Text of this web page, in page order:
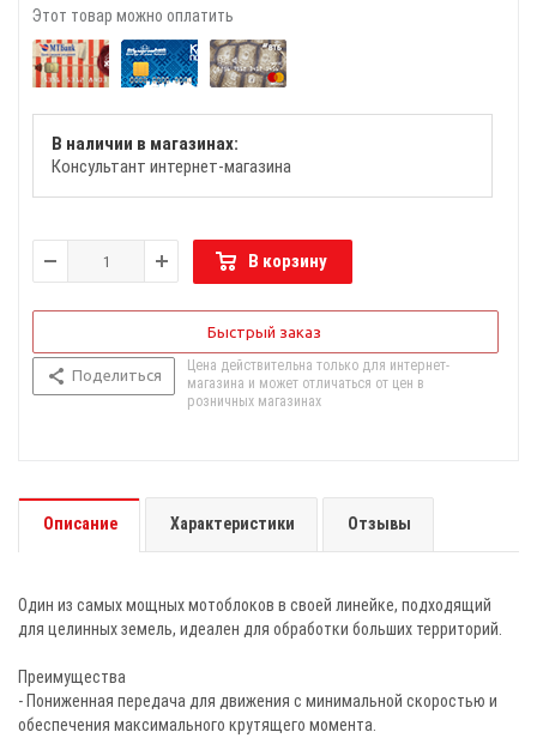
Этот товар можно оплатить
В наличии в магазинах:
Консультант интернет-магазина
В корзину
Быстрый заказ
Поделиться
Цена действительна только для интернет-
магазина и может отличаться от цен в
розничных магазинах
Описание Характеристики Отзывы
Один из самых мощных мотоблоков в своей линейке, подходящий
для целинных земель, идеален для обработки больших территорий.
Преимущества
- Пониженная передача для движения с минимальной скоростью и
обеспечения максимального крутящего момента.